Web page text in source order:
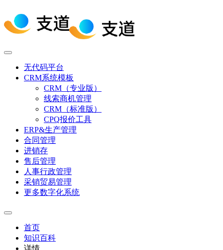
无代码平台
CRM系统模板
CRM（专业版）
线索商机管理
CRM（标准版）
CPQ报价工具
ERP&生产管理
合同管理
进销存
售后管理
人事行政管理
采销贸易管理
更多数字化系统
首页
知识百科
详情